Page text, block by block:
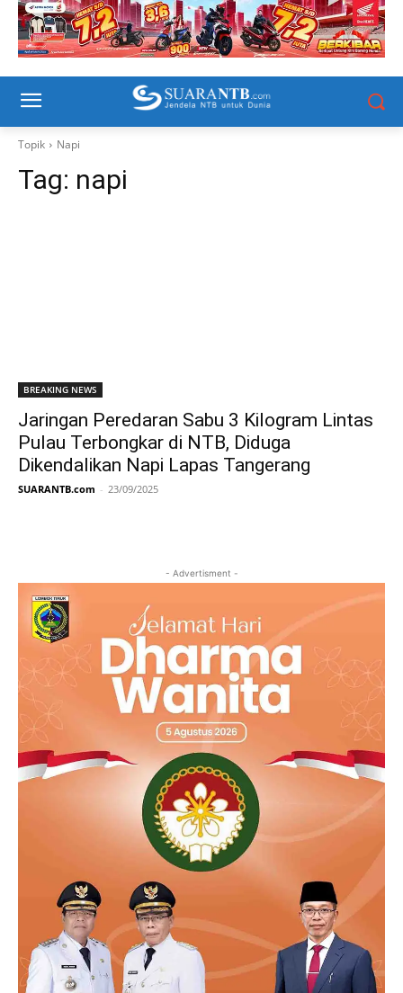
Topik Napi
Tag: napi
BREAKING NEWS
Jaringan Peredaran Sabu 3 Kilogram Lintas
Pulau Terbongkar di NTB, Diduga
Dikendalikan Napi Lapas Tangerang
SUARANTB.com - 23/09/2025
- Advertisment -